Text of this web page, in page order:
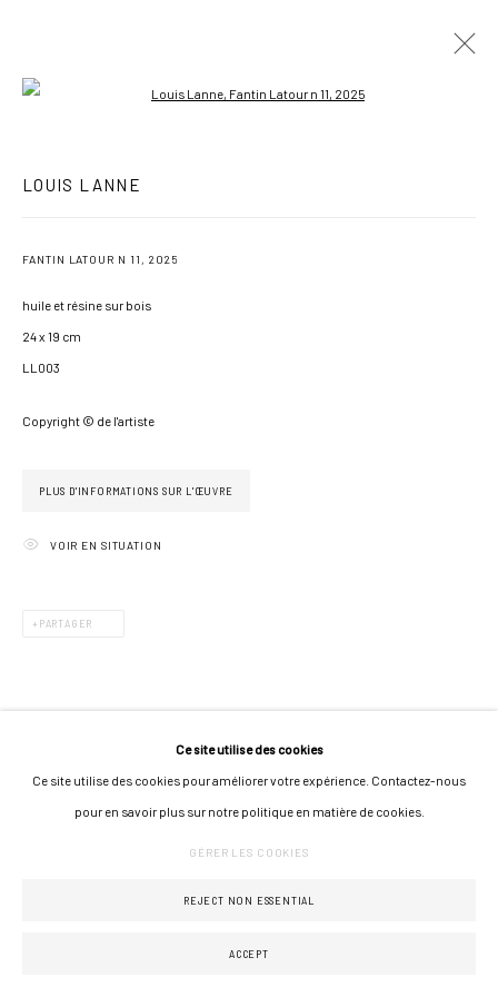
ARTWORKS
Ce site utilise des cookies
Ce site utilise des cookies pour améliorer votre expérience. Contactez-nous
pour en savoir plus sur notre politique en matière de cookies.
GÉRER LES COOKIES
REJECT NON ESSENTIAL
ACCEPT
LOUIS LANNE
FANTIN LATOUR N 11 , 2025
huile et résine sur bois
24 x 19 cm
LL003
Copyright © de l'artiste
PLUS D'INFORMATIONS SUR L'ŒUVRE
VOIR EN SITUATION
PARTAGER